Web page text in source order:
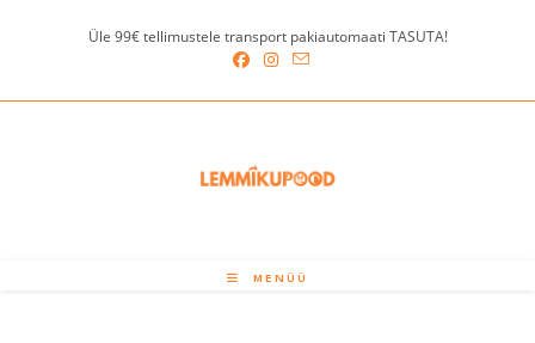
Üle 99€ tellimustele transport pakiautomaati TASUTA!
MENÜÜ